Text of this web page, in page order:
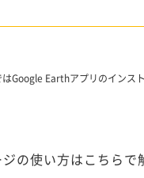
Google Earthアプリのインス
の使い方はこちらで